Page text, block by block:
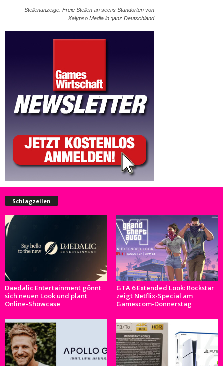
Stellenanzeige: Freie Stellen an sechs Standorten von
Kalypso Media in ganz Deutschland
Schlagzeilen
Daedalic Entertainment gönnt
sich neuen Look und plant
Online-Showcase
GTA 6 Extended Look: Rockstar
zeigt Netflix-Special am
Gamescom-Donnerstag